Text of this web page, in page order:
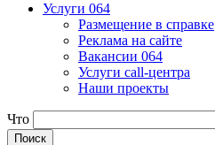
Услуги 064
Размещение в справке
Реклама на сайте
Вакансии 064
Услуги call-центра
Наши проекты
Что